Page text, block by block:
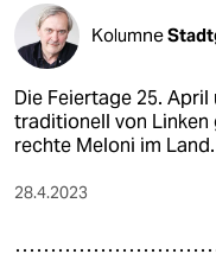
Kolumne
Die Feiertage 25.
traditionell von
rechte Meloni im
28.4.2023